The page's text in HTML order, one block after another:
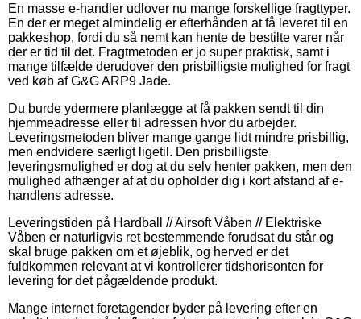
En masse e-handler udlover nu mange forskellige fragttyper.
En der er meget almindelig er efterhånden at få leveret til en
pakkeshop, fordi du så nemt kan hente de bestilte varer når
der er tid til det. Fragtmetoden er jo super praktisk, samt i
mange tilfælde derudover den prisbilligste mulighed for fragt
ved køb af G&G ARP9 Jade.
Du burde ydermere planlægge at få pakken sendt til din
hjemmeadresse eller til adressen hvor du arbejder.
Leveringsmetoden bliver mange gange lidt mindre prisbillig,
men endvidere særligt ligetil. Den prisbilligste
leveringsmulighed er dog at du selv henter pakken, men den
mulighed afhænger af at du opholder dig i kort afstand af e-
handlens adresse.
Leveringstiden på Hardball // Airsoft Våben // Elektriske
Våben er naturligvis ret bestemmende forudsat du står og
skal bruge pakken om et øjeblik, og herved er det
fuldkommen relevant at vi kontrollerer tidshorisonten for
levering for det pågældende produkt.
Mange internet foretagender byder på levering efter en